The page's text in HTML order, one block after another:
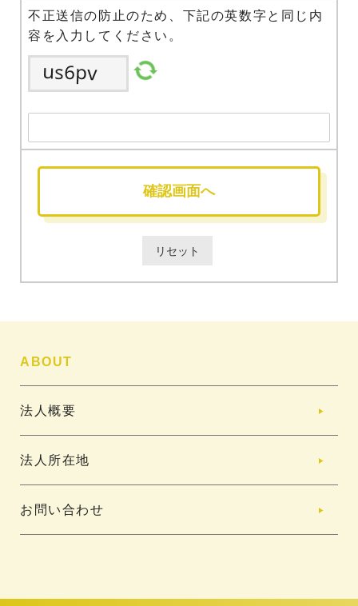
不正送信の防止のため、下記の英数字と同じ内
容を入力してください。
ABOUT
法人概要
法人所在地
お問い合わせ